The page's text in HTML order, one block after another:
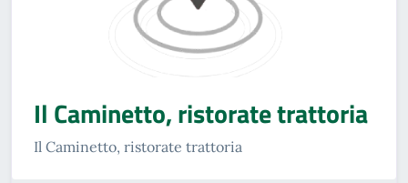
Il Caminetto, ristorate trattoria
Il Caminetto, ristorate trattoria